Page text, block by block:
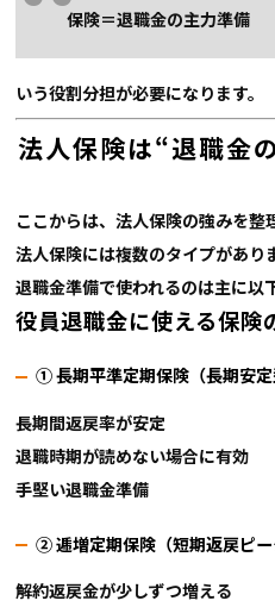
保険＝退職金の主力準備
いう役割分担が必要になります。
法人保険は“退職金
ここからは、法人保険の強みを整
法人保険には複数のタイプがあり
退職金準備で使われるのは主に以
役員退職金に使える保険
① 長期平準定期保険（長期安定
長期間返戻率が安定
退職時期が読めない場合に有効
手堅い退職金準備
② 逓増定期保険（短期返戻ピー
解約返戻金が少しずつ増える